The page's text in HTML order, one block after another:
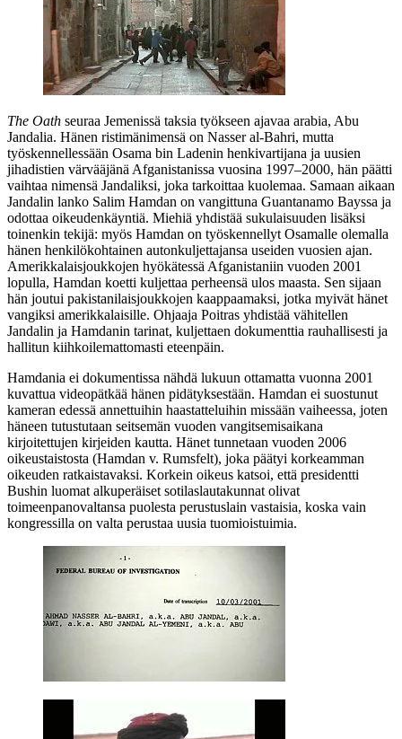
The Oath seuraa Jemenissä taksia työkseen ajavaa arabia, Abu
Jandalia. Hänen ristimänimensä on Nasser al‑Bahri, mutta
työskennellessään Osama bin Ladenin henkivartijana ja uusien
jihadistien värvääjänä Afganistanissa vuosina 1997–2000, hän päätti
vaihtaa nimensä Jandaliksi, joka tarkoittaa kuolemaa. Samaan aikaan
Jandalin lanko Salim Hamdan on vangittuna Guantanamo Bayssa ja
odottaa oikeudenkäyntiä. Miehiä yhdistää sukulaisuuden lisäksi
toinenkin tekijä: myös Hamdan on työskennellyt Osamalle olemalla
hänen henkilökohtainen autonkuljettajansa useiden vuosien ajan.
Amerikkalaisjoukkojen hyökätessä Afganistaniin vuoden 2001
lopulla, Hamdan koetti kuljettaa perheensä ulos maasta. Sen sijaan
hän joutui pakistanilaisjoukkojen kaappaamaksi, jotka myivät hänet
vangiksi amerikkalaisille. Ohjaaja Poitras yhdistää vähitellen
Jandalin ja Hamdanin tarinat, kuljettaen dokumenttia rauhallisesti ja
hallitun kiihkoilemattomasti eteenpäin.
Hamdania ei dokumentissa nähdä lukuun ottamatta vuonna 2001
kuvattua videopätkää hänen pidätyksestään. Hamdan ei suostunut
kameran edessä annettuihin haastatteluihin missään vaiheessa, joten
häneen tutustutaan seitsemän vuoden vangitsemisaikana
kirjoitettujen kirjeiden kautta. Hänet tunnetaan vuoden 2006
oikeustaistosta (Hamdan v. Rumsfelt), joka päätyi korkeamman
oikeuden ratkaistavaksi. Korkein oikeus katsoi, että presidentti
Bushin luomat alkuperäiset sotilaslautakunnat olivat
toimeenpanovaltansa puolesta perustuslain vastaisia, koska vain
kongressilla on valta perustaa uusia tuomioistuimia.